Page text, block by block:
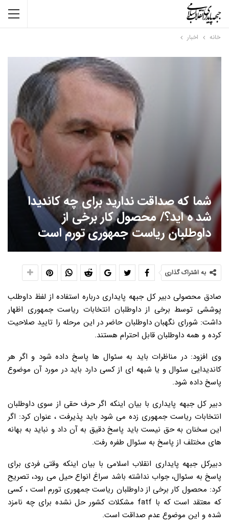
خانه اخبار
شما که صداقت ندارید برای چه کاندیدا
شد ه اید؟/ محصول کار برخی از
داوطلبان ریاست جمهوری تورم است
به اشتراک گذاری
صادق محصولی دبیر کل جبهه پایداری درباره استفاده از لفظ داوطلب
پوششی توسط برخی از داوطلبان انتخابات ریاست جمهوری اظهار
داشت: شورای نگهبان داوطلبان حاضر در این مرحله را تایید صلاحیت
کرده و همه داوطلبان قابل احترام هستند.
وی افزود: در مناظرات باید به سئوال ها پاسخ داده شود و اگر هر
کاندیدایی سئوال و یا شبهه ای از کسی دارد باید در مورد آن موضوع
پاسخ داده شود.
دبیر کل جبهه پایداری با بیان اینکه اگر حرف حقی از سوی داوطلبان
انتخابات ریاست جمهوری زده می شود باید پذیرفت ، عنوان کرد: اگر
این سخنان به حق نیست باید پاسخ دقیق به آن داد و نباید به بهانه
های مختلف از پاسخ به سئوال طفره رفت.
دبیرکل جبهه پایداری انقلاب اسلامی با بیان اینکه وقتی فردی برای
پاسخ به سئوال، جواب نداشته باشد سراغ انواع حیل می رود، تصریح
کرد: محصول کار برخی از داوطلبان ریاست جمهوری تورم است ، کسی
که معتقد است که با fatf مشکلات کشور حل نشده برای چه نامزد
شده و این موضوع عدم صداقت است.